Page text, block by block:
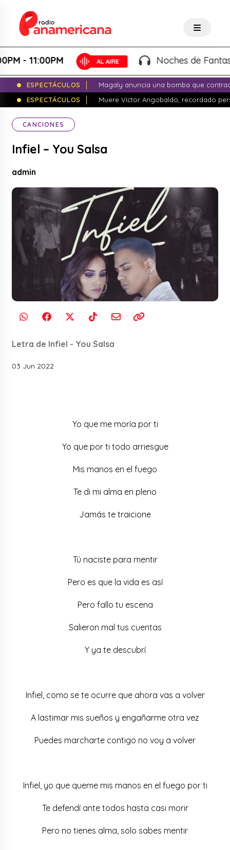
Noches de Fantasía -
ESPECTÁCULOS
Magaly anuncia una bomba que
ESPECTÁCULOS
Muere Víctor Angobaldo, recordado
CANCIONES
Infiel – You Salsa
admin
Letra de Infiel - You Salsa
03 Jun 2022
Yo que me moría por ti
Yo que por ti todo arriesgue
Mis manos en el fuego
Te di mi alma en pleno
Jamás te traicione
Tú naciste para mentir
Pero es que la vida es así
Pero fallo tu escena
Salieron mal tus cuentas
Y ya te descubrí
Infiel, como se te ocurre que ahora vas a volver
A lastimar mis sueños y engañarme otra vez
Puedes marcharte contigo no voy a volver
Infiel, yo que queme mis manos en el fuego por ti
Te defendí ante todos hasta casi morir
Pero no tienes alma, solo sabes mentir